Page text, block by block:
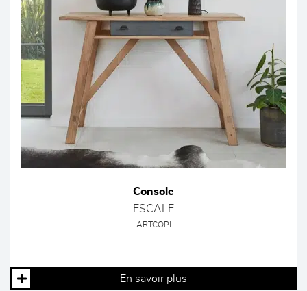
Console
ESCALE
ARTCOPI
En savoir plus